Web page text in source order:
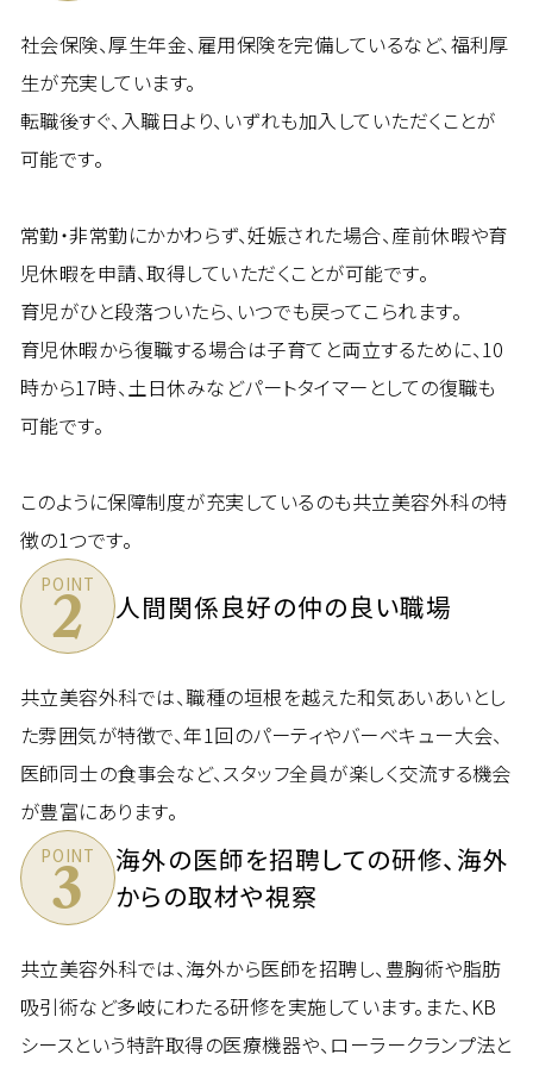
社会保険、厚生年金、雇用保険を完備しているなど、福利厚
生が充実しています。
転職後すぐ、入職日より、いずれも加入していただくことが
可能です。
常勤・非常勤にかかわらず、妊娠された場合、産前休暇や育
児休暇を申請、取得していただくことが可能です。
育児がひと段落ついたら、いつでも戻ってこられます。
育児休暇から復職する場合は子育てと両立するために、10
時から17時、土日休みなどパートタイマーとしての復職も
可能です。
このように保障制度が充実しているのも共立美容外科の特
徴の1つです。
POINT
2 人間関係良好の仲の良い職場
共立美容外科では、職種の垣根を越えた和気あいあいとし
た雰囲気が特徴で、年1回のパーティやバーベキュー大会、
医師同士の食事会など、スタッフ全員が楽しく交流する機会
が豊富にあります。
POINT
3 海外の医師を招聘しての研修、 海外
からの取材や視察
共立美容外科では、海外から医師を招聘し、豊胸術や脂肪
吸引術など多岐にわたる研修を実施しています。また、KB
シースという特許取得の医療機器や、ローラークランプ法と